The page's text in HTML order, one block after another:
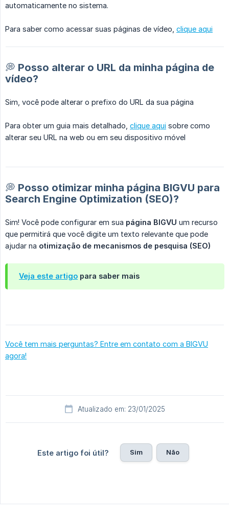
automaticamente no sistema.
Para saber como acessar suas páginas de vídeo, clique aqui
💭 Posso alterar o URL da minha página de
vídeo?
Sim, você pode alterar o prefixo do URL da sua página
Para obter um guia mais detalhado, clique aqui sobre como
alterar seu URL na web ou em seu dispositivo móvel
💭 Posso otimizar minha página BIGVU para
Search Engine Optimization (SEO)?
Sim! Você pode configurar em sua página BIGVU um recurso
que permitirá que você digite um texto relevante que pode
ajudar na otimização de mecanismos de pesquisa (SEO)
Veja este artigo para saber mais
Você tem mais perguntas? Entre em contato com a BIGVU
agora!
Atualizado em: 23/01/2025
Este artigo foi útil? Sim Não